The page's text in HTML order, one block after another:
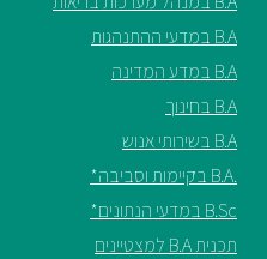
B.A במדעי ההתנהגות
B.A במדע המדינה
B.A בחינוך
B.A בשירותי אנוש
.B.A בקיימות וסביבה*
B.Sc במדעי הנתונים*
תכנית B.A למצטיינים